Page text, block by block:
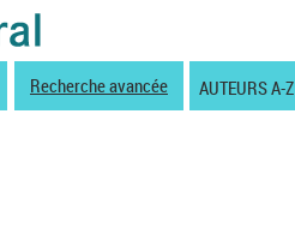
Recherche avancée AUTEURS A-Z